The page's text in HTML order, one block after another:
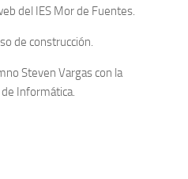
del IES Mor de Fuentes.
de construcción.
Steven Vargas con la
Informática.